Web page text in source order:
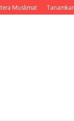
Tanamkan Budaya